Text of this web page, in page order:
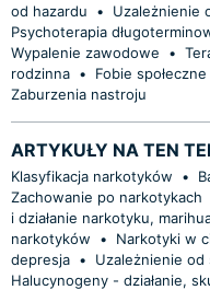
od hazardu
• Uzależnienie
Psychoterapia
Wypalenie zawodowe
•
rodzinna • Fobie społeczne
Zaburzenia nastroju
ARTYKUŁY NA TEN
Klasyfikacja narkotyków •
Zachowanie po narkotykach
i działanie narkotyku,
narkotyków
• Narkotyki w
depresja • Uzależnienie
Halucynogeny - działanie,